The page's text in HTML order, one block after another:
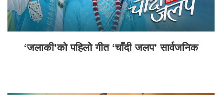
‘जलाकी’को पहिलो गीत ‘चाँदी जलप’ सार्वजनिक